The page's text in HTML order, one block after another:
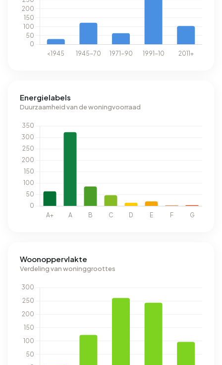
Energielabels
Duurzaamheid van de woningvoorraad
Woonoppervlakte
Verdeling van woninggroottes